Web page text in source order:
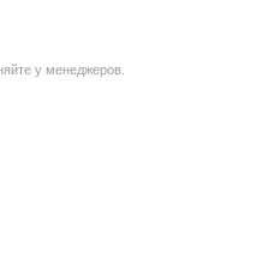
у менеджеров.